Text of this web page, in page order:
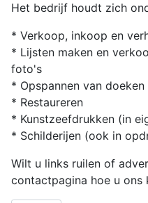
Het bedrijf houdt zich
* Verkoop, inkoop en
* Lijsten maken en
foto's
* Opspannen van
* Restaureren
* Kunstzeefdrukken (in
* Schilderijen (ook in
Wilt u links ruilen of
contactpagina hoe u ons